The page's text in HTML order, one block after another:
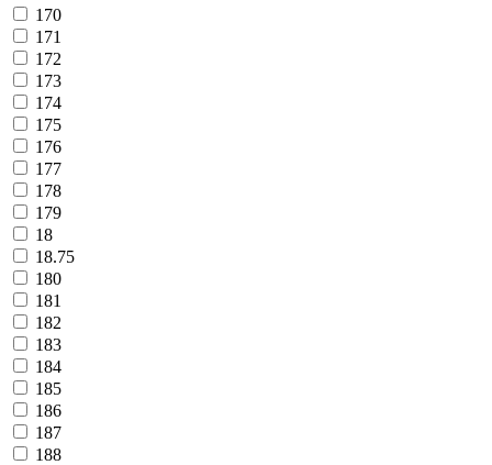
170
171
172
173
174
175
176
177
178
179
18
18.75
180
181
182
183
184
185
186
187
188